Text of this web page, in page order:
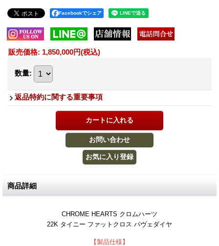
Facebookでシェア
販売価格: 1,850,000円(税込)
数量:
返品特約に関する重要事項
商品詳細
CHROME HEARTS クロムハーツ
22K タイニー ファットクロス パヴェダイヤ
【製品仕様】